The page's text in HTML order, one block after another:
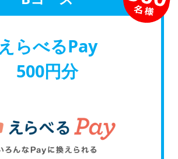
えらべるPay
500円分